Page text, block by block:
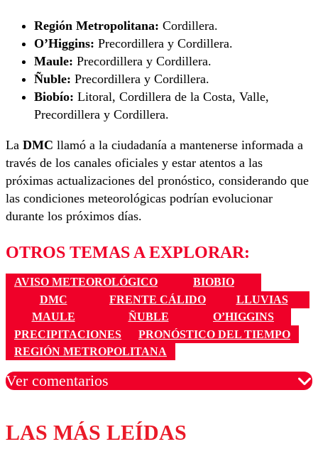
Región Metropolitana: Cordillera.
O’Higgins: Precordillera y Cordillera.
Maule: Precordillera y Cordillera.
Ñuble: Precordillera y Cordillera.
Biobío: Litoral, Cordillera de la Costa, Valle,
Precordillera y Cordillera.
La DMC llamó a la ciudadanía a mantenerse informada a
través de los canales oficiales y estar atentos a las
próximas actualizaciones del pronóstico, considerando que
las condiciones meteorológicas podrían evolucionar
durante los próximos días.
OTROS TEMAS A EXPLORAR:
AVISO METEOROLÓGICO
BIOBIO
DMC
FRENTE CÁLIDO
LLUVIAS
MAULE
ÑUBLE
O’HIGGINS
PRECIPITACIONES
PRONÓSTICO DEL TIEMPO
REGIÓN METROPOLITANA
Ver comentarios
Los comentarios son moderados para garantizar un
diálogo respetuoso.
LAS MÁS LEÍDAS